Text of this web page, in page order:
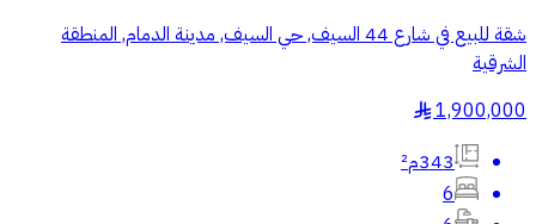
شقة للبيع في شارع 44 السيف, حي السيف, مدينة الدمام, المنطقة
الشرقية
1,900,000
§
343م²
6